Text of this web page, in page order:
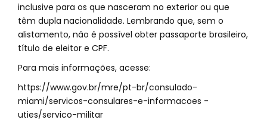
inclusive para os que nasceram no exterior ou que
têm dupla nacionalidade. Lembrando que, sem o
alistamento, não é possível obter passaporte brasileiro,
título de eleitor e CPF.
Para mais informações, acesse:
https://www.gov.br/mre/pt-br/consulado-
miami/servicos-consulares-e-informacoes -
uties/servico-militar